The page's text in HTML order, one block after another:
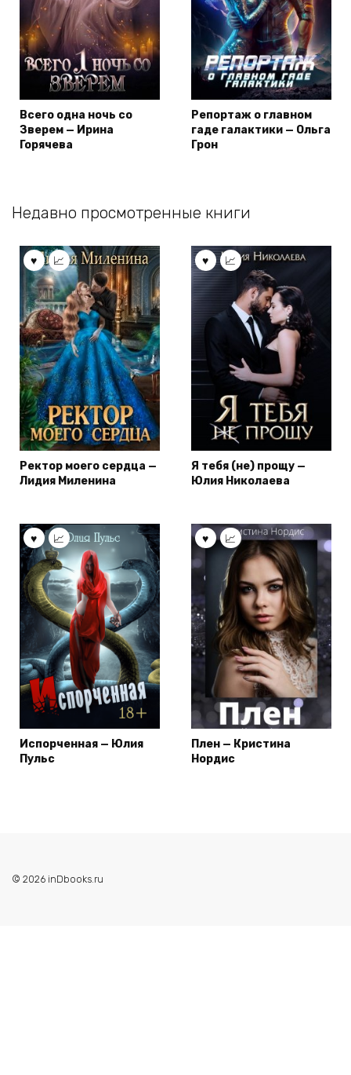
Всего одна ночь со
Зверем — Ирина
Горячева
Репортаж о главном
гаде галактики — Ольга
Грон
Недавно просмотренные книги
Ректор моего сердца —
Лидия Миленина
Я тебя (не) прощу —
Юлия Николаева
Испорченная — Юлия
Пульс
Плен — Кристина
Нордис
© 2026 inDbooks.ru